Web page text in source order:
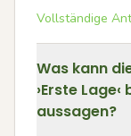
Vollständige
Was kann
›Erste
aussagen?